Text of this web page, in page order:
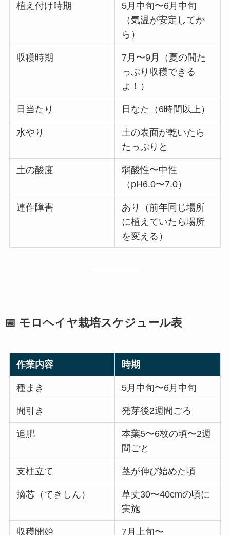
植え付け時期
5月中旬〜6月中旬
（気温が安定してか
ら）
収穫時期
7月〜9月（夏の間た
っぷり収穫できる
よ！）
日当たり 日なた（6時間以上）
水やり
土の表面が乾いたら
たっぷりと
土の酸度
弱酸性〜中性
（pH6.0〜7.0）
連作障害
あり（前年同じ場所
に植えていたら場所
を変える）
📅 モロヘイヤ栽培スケジュール表
作業内容 時期
種まき 5月中旬〜6月中旬
間引き 発芽後2週間ごろ
追肥
本葉5〜6枚の頃〜2週
間ごと
支柱立て 茎が伸び始めた頃
摘芯（てきしん）
草丈30〜40cmの頃に
実施
収穫開始 7月上旬〜